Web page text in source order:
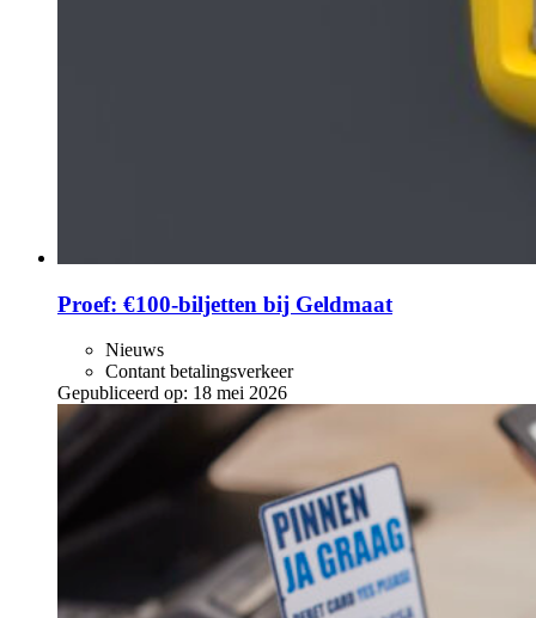
Proef: €100-biljetten bij Geldmaat
Nieuws
Contant betalingsverkeer
Gepubliceerd op: 18 mei 2026